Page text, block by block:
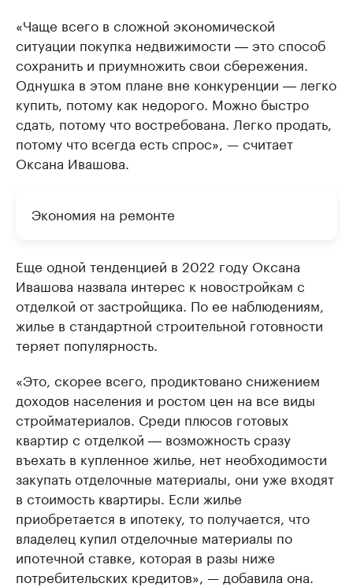
«Чаще всего в сложной экономической
ситуации покупка недвижимости ― это способ
сохранить и приумножить свои сбережения.
Однушка в этом плане вне конкуренции ― легко
купить, потому как недорого. Можно быстро
сдать, потому что востребована. Легко продать,
потому что всегда есть спрос», — считает
Оксана Ивашова.
Экономия на ремонте
Еще одной тенденцией в 2022 году Оксана
Ивашова назвала интерес к новостройкам с
отделкой от застройщика. По ее наблюдениям,
жилье в стандартной строительной готовности
теряет популярность.
«Это, скорее всего, продиктовано снижением
доходов населения и ростом цен на все виды
стройматериалов. Среди плюсов готовых
квартир с отделкой ― возможность сразу
въехать в купленное жилье, нет необходимости
закупать отделочные материалы, они уже входят
в стоимость квартиры. Если жилье
приобретается в ипотеку, то получается, что
владелец купил отделочные материалы по
ипотечной ставке, которая в разы ниже
потребительских кредитов», — добавила она.